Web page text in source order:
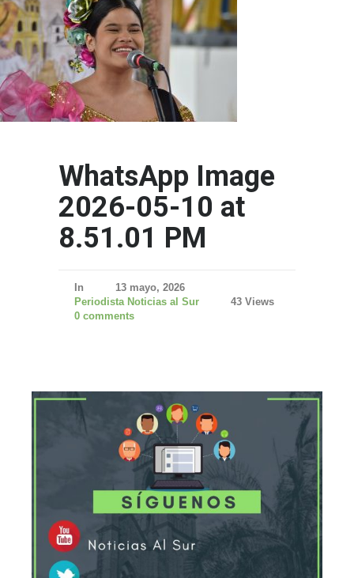
WhatsApp Image
2026-05-10 at
8.51.01 PM
In
13 mayo, 2026
Periodista Noticias al Sur
43 Views
0 comments